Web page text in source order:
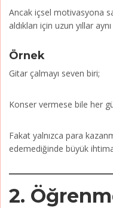
Ancak içsel motivasyona
aldıkları için uzun yıllar
Örnek
Gitar çalmayı seven biri;
Konser vermese bile her
Fakat yalnızca para
edemediğinde büyük
2.